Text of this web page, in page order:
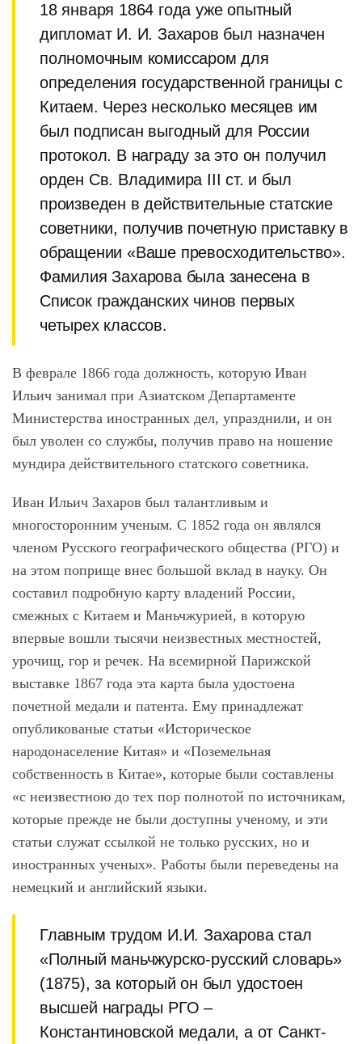
18 января 1864 года уже опытный
дипломат И. И. Захаров был назначен
полномочным комиссаром для
определения государственной границы с
Китаем. Через несколько месяцев им
был подписан выгодный для России
протокол. В награду за это он получил
орден Св. Владимира III ст. и был
произведен в действительные статские
советники, получив почетную приставку в
обращении «Ваше превосходительство».
Фамилия Захарова была занесена в
Список гражданских чинов первых
четырех классов.
В феврале 1866 года должность, которую Иван
Ильич занимал при Азиатском Департаменте
Министерства иностранных дел, упразднили, и он
был уволен со службы, получив право на ношение
мундира действительного статского советника.
Иван Ильич Захаров был талантливым и
многосторонним ученым. С 1852 года он являлся
членом Русского географического общества (РГО) и
на этом поприще внес большой вклад в науку. Он
составил подробную карту владений России,
смежных с Китаем и Маньчжурией, в которую
впервые вошли тысячи неизвестных местностей,
урочищ, гор и речек. На всемирной Парижской
выставке 1867 года эта карта была удостоена
почетной медали и патента. Ему принадлежат
опубликованые статьи «Историческое
народонаселение Китая» и «Поземельная
собственность в Китае», которые были составлены
«с неизвестною до тех пор полнотой по источникам,
которые прежде не были доступны ученому, и эти
статьи служат ссылкой не только русских, но и
иностранных ученых». Работы были переведены на
немецкий и английский языки.
Главным трудом И.И. Захарова стал
«Полный маньчжурско-русский словарь»
(1875), за который он был удостоен
высшей награды РГО –
Константиновской медали, а от Санкт-